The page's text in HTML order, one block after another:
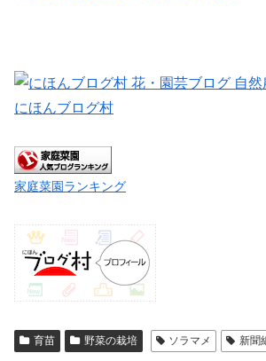
にほんブログ村
家庭菜園ランキング
育苗 野菜の栽培 ソラマメ 新聞